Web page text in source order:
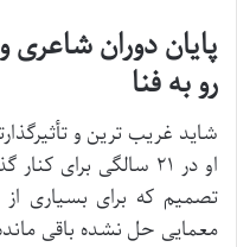
پایان دوران شاعری
رو به فنا
شاید غریب ترین و
او در ۲۱ سالگی برای
تصمیم که برای بسیاری از
معمایی حل نشده باقی